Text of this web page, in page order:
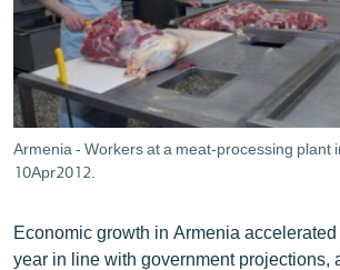
ՄԻՋԱԶԳԱՅԻՆ
ՄՇԱԿՈՒՅԹ
ՍՊՈՐՏ
ՄԵԿՆԱԲԱՆՈՒԹՅՈՒՆ
ՏՏ ԵՒ ԻՆՏԵՐՆԵՏ
ԱՐԽԻՎ
Armenia - Workers at a meat-processing plant
10Apr2012.
Economic growth in Armenia
year in line with government projections,